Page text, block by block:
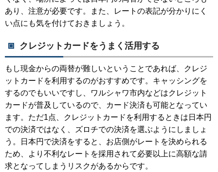
あり、注意が必要です。また、レートの表記が分かりにく
い点にも気を付けておきましょう。
クレジットカードをうまく活用する
もし現金からの両替が難しいということであれば、クレジ
ットカードを利用するのがおすすめです。キャッシングを
するのでもいいですし、ワルシャワ市内などはクレジット
カードが普及しているので、カード決済も可能となってい
ます。ただ1点、クレジットカードを利用するときは日本円
での決済ではなく、ズロチでの決済を選ぶようにしましょ
う。日本円で決済をすると、お店側がレートを決められる
ため、より不利なレートを採用されて必要以上に高額な請
求となってしまうリスクがあるからです。